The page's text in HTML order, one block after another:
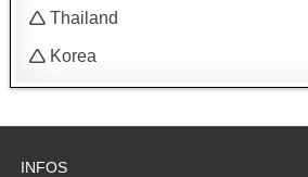
🛆 Thailand
🛆 Korea
INFOS